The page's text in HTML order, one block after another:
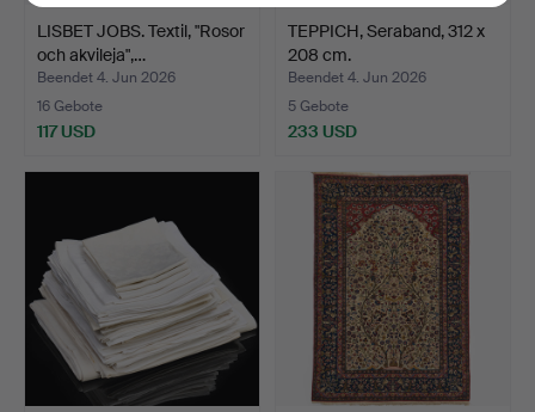
LISBET JOBS. Textil, "Rosor
och akvileja",…
Beendet 4. Jun 2026
16 Gebote
117 USD
TEPPICH, Seraband, 312 x
208 cm.
Beendet 4. Jun 2026
5 Gebote
233 USD